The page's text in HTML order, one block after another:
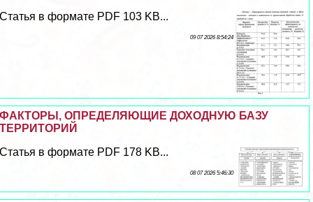
Статья в формате PDF 103 KB...
09 07 2026 8:54:24
ФАКТОРЫ, ОПРЕДЕЛЯЮЩИЕ ДОХОДНУЮ БАЗУ
ТЕРРИТОРИЙ
Статья в формате PDF 178 KB...
08 07 2026 5:46:30